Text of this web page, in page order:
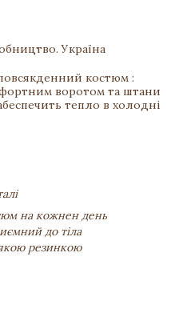
Україна
костюм :
воротом та штани
тепло в холодні
на кожнен день
до тіла
резинкою